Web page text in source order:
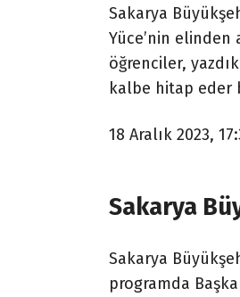
Sakarya
Yüce’nin elinden
öğrenciler,
kalbe hitap eder
18 Aralık 2023,
Sakarya
Sakarya
programda